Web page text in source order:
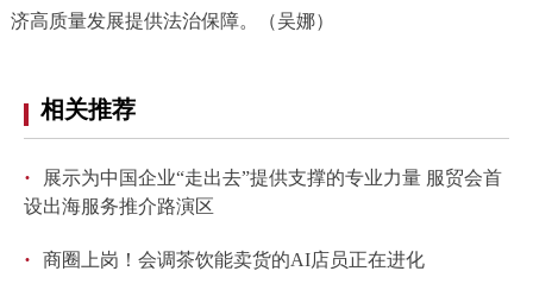
济高质量发展提供法治保障。（吴娜）
相关推荐
·
展示为中国企业“走出去”提供支撑的专业力量 服贸会首
设出海服务推介路演区
· 商圈上岗！会调茶饮能卖货的AI店员正在进化